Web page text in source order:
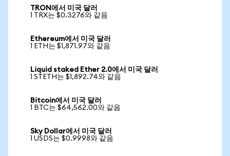
TRON에서 미국 달러
1 TRX는 $0.3276와 같음
Ethereum에서 미국 달러
1 ETH는 $1,871.97와 같음
Liquid staked Ether 2.0에서 미국 달러
1 STETH는 $1,892.74와 같음
Bitcoin에서 미국 달러
1 BTC는 $64,562.00와 같음
Sky Dollar에서 미국 달러
1 USDS는 $0.9998와 같음